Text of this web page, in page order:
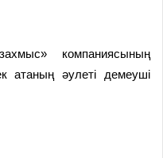
компаниясының
атаның әулеті демеуші